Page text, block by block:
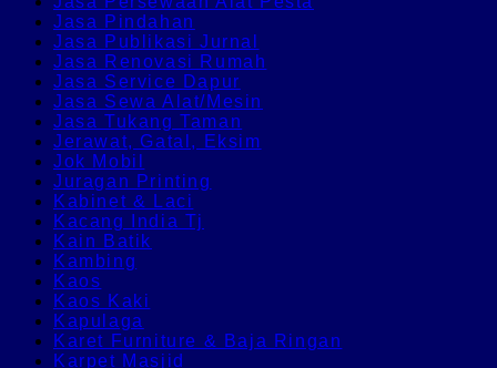
Jasa Pindahan
Jasa Publikasi Jurnal
Jasa Renovasi Rumah
Jasa Service Dapur
Jasa Sewa Alat/Mesin
Jasa Tukang Taman
Jerawat, Gatal, Eksim
Jok Mobil
Juragan Printing
Kabinet & Laci
Kacang India Tj
Kain Batik
Kambing
Kaos
Kaos Kaki
Kapulaga
Karet Furniture & Baja Ringan
Karpet Masjid